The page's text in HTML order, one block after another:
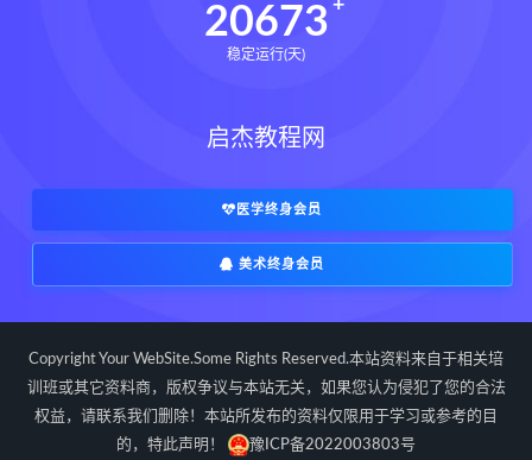
20673
稳定运行(天)
启杰教程网
医学终身会员
美术终身会员
Copyright Your WebSite.Some Rights Reserved.本站资料来自于相关培
训班或其它资料商，版权争议与本站无关，如果您认为侵犯了您的合法
权益，请联系我们删除！本站所发布的资料仅限用于学习或参考的目
的，特此声明！
豫ICP备2022003803号